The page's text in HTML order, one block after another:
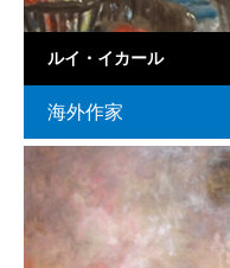
ルイ・イカール
海外作家